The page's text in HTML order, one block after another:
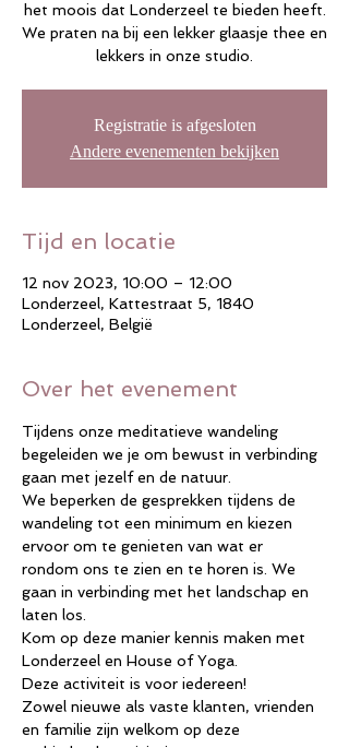
het moois dat Londerzeel te bieden heeft.
We praten na bij een lekker glaasje thee en
lekkers in onze studio.
Registratie is afgesloten
Andere evenementen bekijken
Tijd en locatie
12 nov 2023, 10:00 – 12:00
Londerzeel, Kattestraat 5, 1840
Londerzeel, België
Over het evenement
Tijdens onze meditatieve wandeling
begeleiden we je om bewust in verbinding
gaan met jezelf en de natuur.
We beperken de gesprekken tijdens de
wandeling tot een minimum en kiezen
ervoor om te genieten van wat er
rondom ons te zien en te horen is. We
gaan in verbinding met het landschap en
laten los.
Kom op deze manier kennis maken met
Londerzeel en House of Yoga.
Deze activiteit is voor iedereen!
Zowel nieuwe als vaste klanten, vrienden
en familie zijn welkom op deze